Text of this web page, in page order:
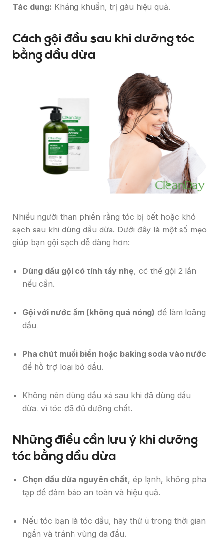
Tác dụng: Kháng khuẩn, trị gàu hiệu quả.
Cách gội đầu sau khi dưỡng tóc
bằng dầu dừa
Nhiều người than phiền rằng tóc bị bết hoặc khó
sạch sau khi dùng dầu dừa. Dưới đây là một số mẹo
giúp bạn gội sạch dễ dàng hơn:
Dùng dầu gội có tính tẩy nhẹ, có thể gội 2 lần
nếu cần.
Gội với nước ấm (không quá nóng) để làm loãng
dầu.
Pha chút muối biển hoặc baking soda vào nước
để hỗ trợ loại bỏ dầu.
Không nên dùng dầu xả sau khi đã dùng dầu
dừa, vì tóc đã đủ dưỡng chất.
Những điều cần lưu ý khi dưỡng
tóc bằng dầu dừa
Chọn dầu dừa nguyên chất, ép lạnh, không pha
tạp để đảm bảo an toàn và hiệu quả.
Nếu tóc bạn là tóc dầu, hãy thử ủ trong thời gian
ngắn và tránh vùng da đầu.